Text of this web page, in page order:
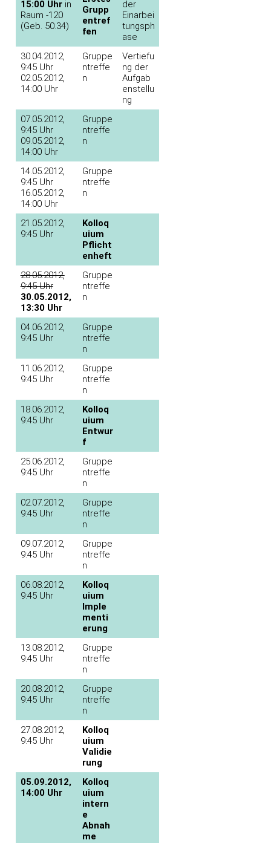
15:00 Uhrin
Raum -120
(Geb. 50.34)
Grupp
entref
fen
der
Einarbei
tungsph
ase
30.04.2012,
9:45 Uhr
02.05.2012,
14:00 Uhr
Gruppe
ntreffe
n
Vertiefu
ng der
Aufgab
enstellu
ng
07.05.2012,
9:45 Uhr
09.05.2012,
14:00 Uhr
Gruppe
ntreffe
n
14.05.2012,
9:45 Uhr
16.05.2012,
14:00 Uhr
Gruppe
ntreffe
n
21.05.2012,
9:45 Uhr
Kolloq
uium
Pflicht
enheft
28.05.2012,
9:45 Uhr
30.05.2012,
13:30 Uhr
Gruppe
ntreffe
n
04.06.2012,
9:45 Uhr
Gruppe
ntreffe
n
11.06.2012,
9:45 Uhr
Gruppe
ntreffe
n
18.06.2012,
9:45 Uhr
Kolloq
uium
Entwur
f
25.06.2012,
9:45 Uhr
Gruppe
ntreffe
n
02.07.2012,
9:45 Uhr
Gruppe
ntreffe
n
09.07.2012,
9:45 Uhr
Gruppe
ntreffe
n
06.08.2012,
9:45 Uhr
Kolloq
uium
Imple
menti
erung
13.08.2012,
9:45 Uhr
Gruppe
ntreffe
n
20.08.2012,
9:45 Uhr
Gruppe
ntreffe
n
27.08.2012,
9:45 Uhr
Kolloq
uium
Validie
rung
05.09.2012,
14:00 Uhr
Kolloq
uium
intern
e
Abnah
me